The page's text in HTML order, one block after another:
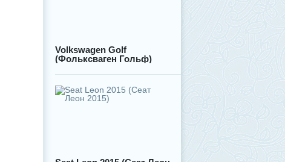
Volkswagen Golf
(Фольксваген Гольф)